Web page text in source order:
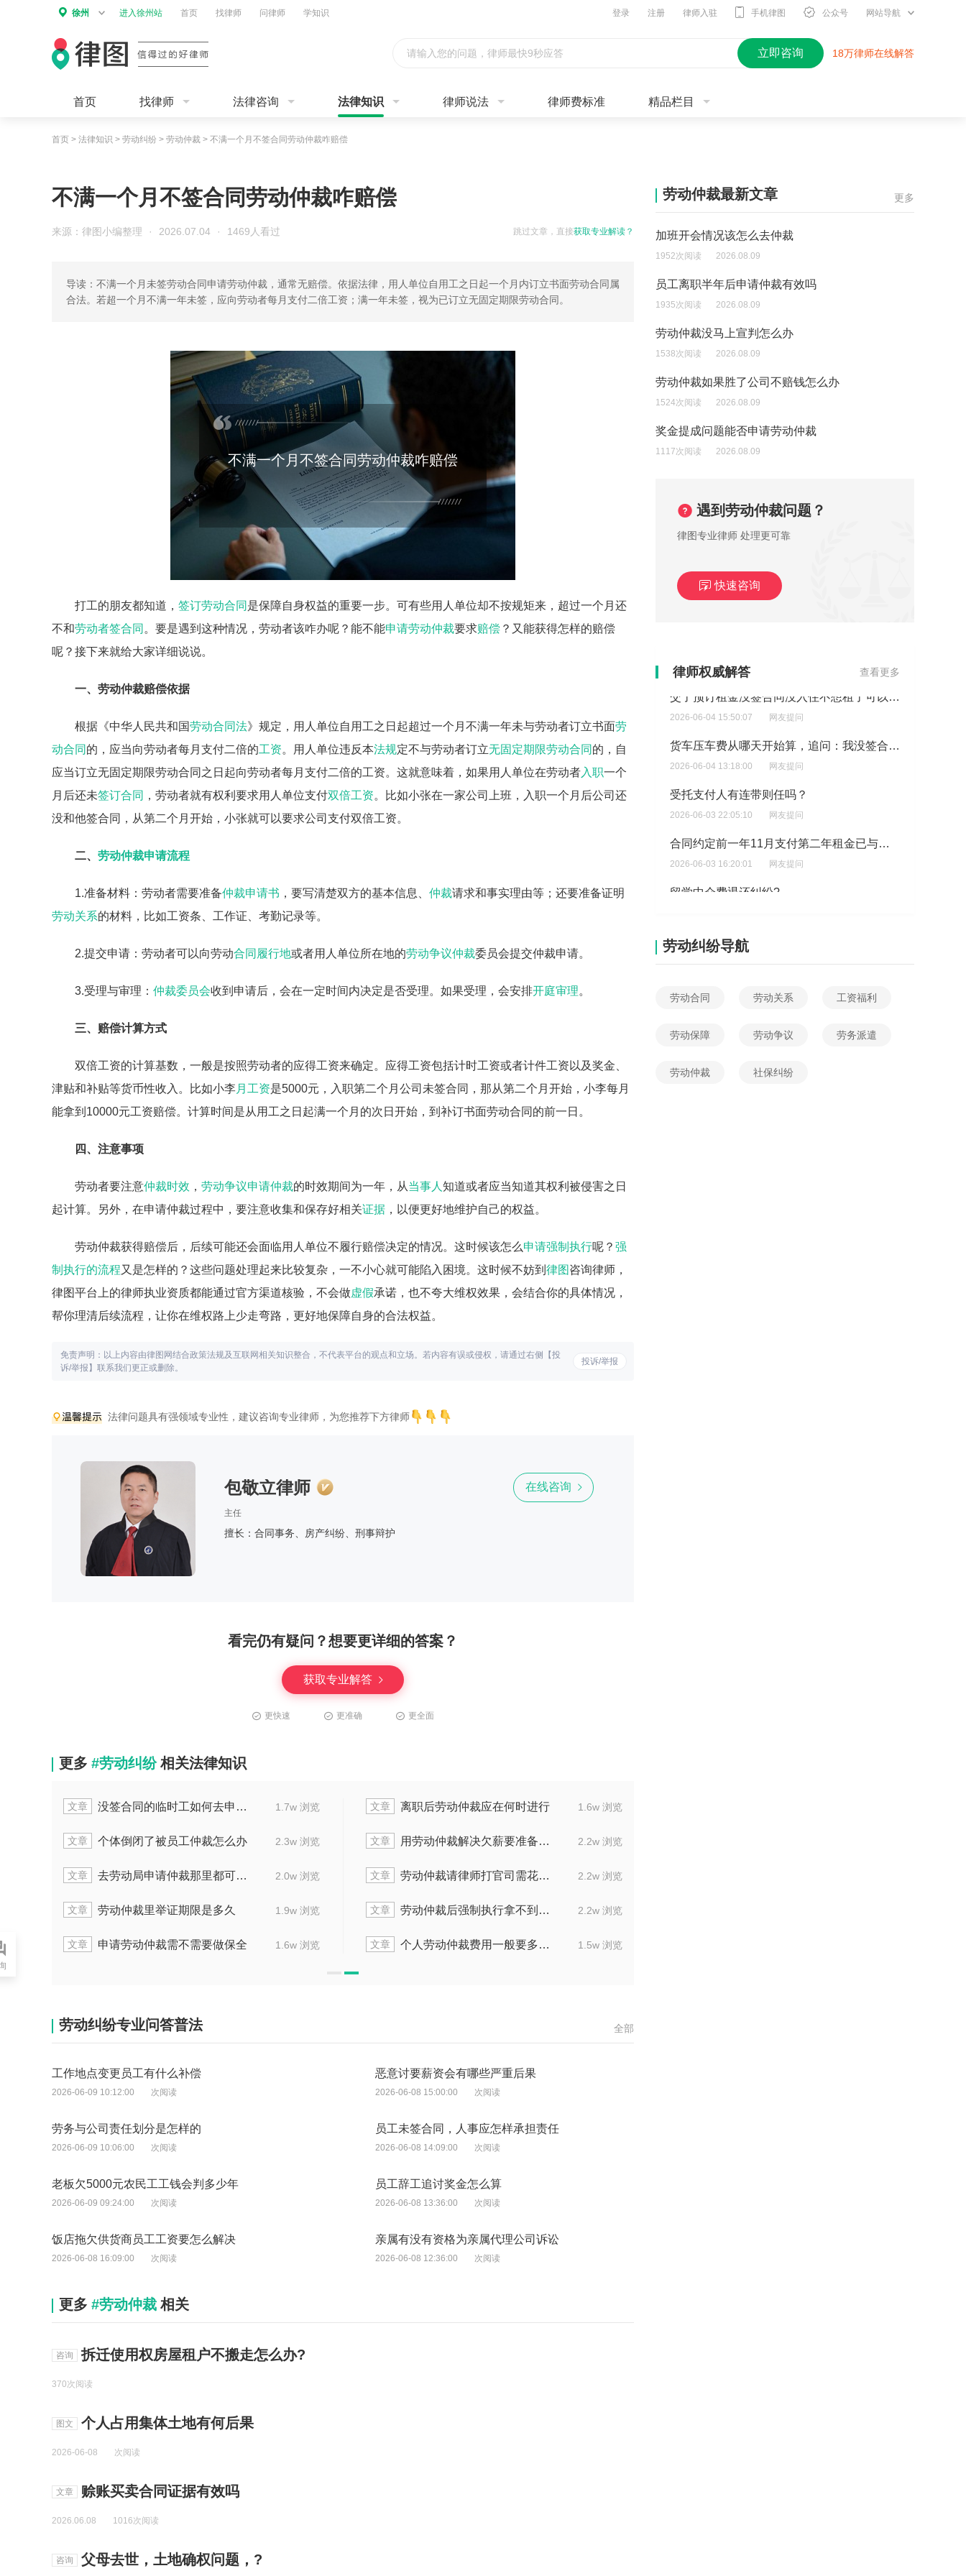
徐州 进入徐州站 首页 找律师 问律师 学知识 登录 注册 律师入驻 手机律图 公众号 网站导航
请输入您的问题，律师最快9秒应答 立即咨询 18万律师在线解答
首页 找律师 法律咨询 法律知识 律师说法 律师费标准 精品栏目
首页 > 法律知识 > 劳动纠纷 > 劳动仲裁 > 不满一个月不签合同劳动仲裁咋赔偿
不满一个月不签合同劳动仲裁咋赔偿
跳过文章，直接获取专业解读？
来源：律图小编整理 · 2026.07.04 · 1469人看过
导读：不满一个月未签劳动合同申请劳动仲裁，通常无赔偿。依据法律，用人单位自用工之日起一个月内订立书面劳动合同属
合法。若超一个月不满一年未签，应向劳动者每月支付二倍工资；满一年未签，视为已订立无固定期限劳动合同。
不满一个月不签合同劳动仲裁咋赔偿
打工的朋友都知道， 签订劳动合同 是保障自身权益的重要一步。可有些用人单位却不按规矩来，超过一个月还
不和劳动者签合同 。要是遇到这种情况，劳动者该咋办呢？能不能申请劳动仲裁要求赔偿 ？又能获得怎样的赔偿
呢？接下来就给大家详细说说。
一、劳动仲裁赔偿依据
根据《中华人民共和国劳动合同法》规定，用人单位自用工之日起超过一个月不满一年未与劳动者订立书面劳
动合同 的，应当向劳动者每月支付二倍的工资。用人单位违反本法规定不与劳动者订立无固定期限劳动合同 的，自
应当订立无固定期限劳动合同之日起向劳动者每月支付二倍的工资。这就意味着，如果用人单位在劳动者入职一个
月后还未签订合同 ，劳动者就有权利要求用人单位支付双倍工资。比如小张在一家公司上班，入职一个月后公司还
没和他签合同，从第二个月开始，小张就可以要求公司支付双倍工资。
二、 劳动仲裁申请流程
1.准备材料：劳动者需要准备仲裁申请书 ，要写清楚双方的基本信息、 仲裁请求和事实理由等；还要准备证明
劳动关系的材料，比如工资条、工作证、考勤记录等。
2.提交申请：劳动者可以向劳动合同履行地或者用人单位所在地的劳动争议仲裁委员会提交仲裁申请。
3.受理与审理： 仲裁委员会收到申请后，会在一定时间内决定是否受理。如果受理，会安排开庭审理。
三、赔偿计算方式
双倍工资的计算基数，一般是按照劳动者的应得工资来确定。应得工资包括计时工资或者计件工资以及奖金、
津贴和补贴等货币性收入。比如小李月工资是5000元，入职第二个月公司未签合同，那从第二个月开始，小李每月
能拿到10000元工资赔偿。计算时间是从用工之日起满一个月的次日开始，到补订书面劳动合同的前一日。
四、注意事项
劳动者要注意仲裁时效 ， 劳动争议申请仲裁的时效期间为一年，从当事人 知道或者应当知道其权利被侵害之日
起计算。另外，在申请仲裁过程中，要注意收集和保存好相关证据 ，以便更好地维护自己的权益。
劳动仲裁获得赔偿后，后续可能还会面临用人单位不履行赔偿决定的情况。这时候该怎么申请强制执行呢？ 强
制执行的流程又是怎样的？这些问题处理起来比较复杂，一不小心就可能陷入困境。这时候不妨到 律图 咨询律师，
律图平台上的律师执业资质都能通过官方渠道核验，不会做虚假承诺，也不夸大维权效果，会结合你的具体情况，
帮你理清后续流程，让你在维权路上少走弯路，更好地保障自身的合法权益。
投诉/举报
免责声明：以上内容由律图网结合政策法规及互联网相关知识整合，不代表平台的观点和立场。若内容有误或侵权，请通过右侧【投
诉/举报】联系我们更正或删除。
法律问题具有强领域专业性，建议咨询专业律师，为您推荐下方律师
包敬立律师
主任
擅长：合同事务、房产纠纷、刑事辩护
在线咨询
看完仍有疑问？想要更详细的答案？
获取专业解答
更快速 更准确 更全面
更多 #劳动纠纷 相关法律知识
1.3w 浏览
在劳动仲裁判决书几天内给赔偿 2.3w 浏览
劳动仲裁按实际工资认定吗
1.6w 浏览
仲裁拒绝协商怎么解决 1.8w 浏览
若不满劳动仲裁部分结果，该怎么起诉
1.7w 浏览
工资被拖欠，怎么申请劳动仲裁 1.6w 浏览
劳动仲裁都需要哪些正常手续
1.9w 浏览
裁解除劳动合同赔偿金多少 1.6w 浏览
劳动仲裁裁员赔偿调岗怎么算
1.3w 浏览
局申请仲裁一般多长时间出结果 1.8w 浏览
长时间加班是否能走仲裁程序
文章 没签合同的临时工如何去申请劳动仲裁
文章 个体倒闭了被员工仲裁怎么办
文章 去劳动局申请仲裁那里都可以吗
文章 劳动仲裁里举证期限是多久
文章 申请劳动仲裁需不需要做保全
劳动纠纷专业问答普法 全部
工作地点变更员工有什么补偿
2026-06-09 10:12:00 次阅读
劳务与公司责任划分是怎样的
2026-06-09 10:06:00 次阅读
老板欠5000元农民工工钱会判多少年
2026-06-09 09:24:00 次阅读
饭店拖欠供货商员工工资要怎么解决
2026-06-08 16:09:00 次阅读
恶意讨要薪资会有哪些严重后果
2026-06-08 15:00:00 次阅读
员工未签合同，人事应怎样承担责任
2026-06-08 14:09:00 次阅读
员工辞工追讨奖金怎么算
2026-06-08 13:36:00 次阅读
亲属有没有资格为亲属代理公司诉讼
2026-06-08 12:36:00 次阅读
更多 #劳动仲裁 相关
咨询 拆迁使用权房屋租户不搬走怎么办?
370次阅读
图文 个人占用集体土地有何后果
2026-06-08 次阅读
文章 赊账买卖合同证据有效吗
2026.06.08 1016次阅读
咨询 父母去世，土地确权问题，?
更多
劳动仲裁最新文章
加班开会情况该怎么去仲裁
1952次阅读 2026.08.09
员工离职半年后申请仲裁有效吗
1935次阅读 2026.08.09
劳动仲裁没马上宣判怎么办
1538次阅读 2026.08.09
劳动仲裁如果胜了公司不赔钱怎么办
1524次阅读 2026.08.09
奖金提成问题能否申请劳动仲裁
1117次阅读 2026.08.09
遇到劳动仲裁问题？
律图专业律师 处理更可靠
快速咨询
律师权威解答 查看更多
交了预订租金没签合同没入住不想租了可以退回预订租金吗?
2026-06-04 13:18:00 网友提问
受托支付人有连带则任吗？
2026-06-03 22:05:10 网友提问
2026-06-03 16:20:01 网友提问
留学中介费退还纠纷?
2026-06-03 08:47:19 网友提问
买了抵押车发现有没有结清的尾款，车子用不了怎么办?
2026-06-02 16:51:42 网友提问
劳动纠纷导航
劳动合同 劳动关系 工资福利
劳动保障 劳动争议 劳务派遣
劳动仲裁 社保纠纷